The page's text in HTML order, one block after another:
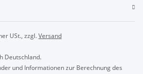
USt., zzgl.Versand
Deutschland.
und Informationen zur Berechnung des